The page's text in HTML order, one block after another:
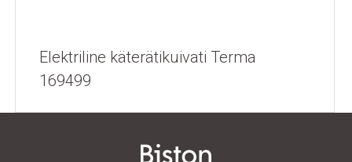
Elektriline käterätikuivati Terma
169499